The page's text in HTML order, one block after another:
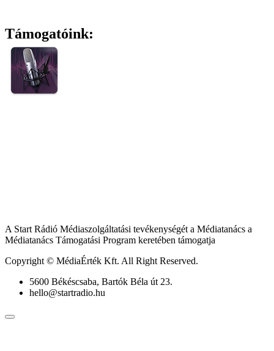
Támogatóink:
A Start Rádió Médiaszolgáltatási tevékenységét a Médiatanács a
Médiatanács Támogatási Program keretében támogatja
Copyright © MédiaÉrték Kft. All Right Reserved.
5600 Békéscsaba, Bartók Béla út 23.
hello@startradio.hu